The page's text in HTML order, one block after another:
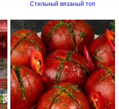
Стильный вязаный топ